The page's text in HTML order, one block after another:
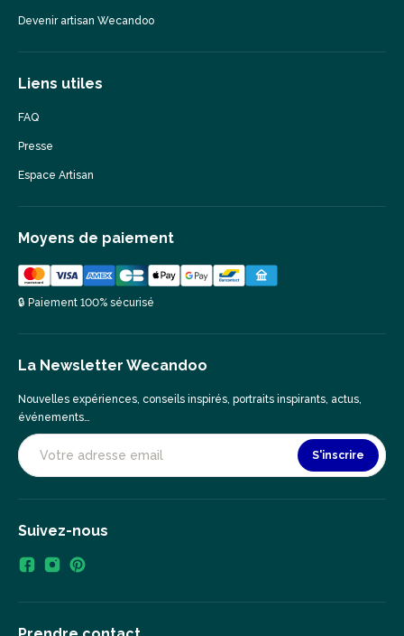
Devenir artisan Wecandoo
Liens utiles
FAQ
Presse
Espace Artisan
Moyens de paiement
🔒 Paiement 100% sécurisé
La Newsletter Wecandoo
Nouvelles expériences, conseils inspirés, portraits inspirants, actus,
événements…
S'inscrire
Suivez-nous